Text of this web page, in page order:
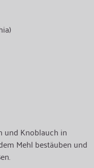
und Knoblauch in
Mehl bestäuben und